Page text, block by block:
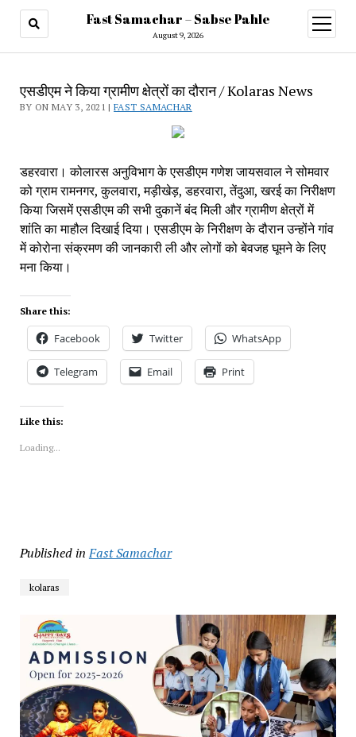
Fast Samachar – Sabse Pahle
August 9, 2026
open
menu
एसडीएम ने किया ग्रामीण क्षेत्रों का दौरान / Kolaras News
BY ON MAY 3, 2021 |FAST SAMACHAR
डहरवारा। कोलारस अनुविभाग के एसडीएम गणेश जायसवाल ने सोमवार
को ग्राम रामनगर, कुलवारा, मड़ीखेड़, डहरवारा, तेंदुआ, खरई का निरीक्षण
किया जिसमें एसडीएम की सभी दुकानें बंद मिली और ग्रामीण क्षेत्रों में
शांति का माहौल दिखाई दिया। एसडीएम के निरीक्षण के दौरान उन्होंने गांव
में कोरोना संक्रमण की जानकारी ली और लोगों को बेवजह घूमने के लिए
मना किया।
Share this:
Facebook Twitter WhatsApp
Telegram Email Print
Like this:
Loading...
Published in Fast Samachar
kolaras